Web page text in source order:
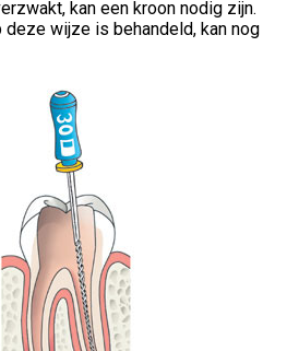
kan een kroon nodig zijn.
wijze is behandeld, kan nog